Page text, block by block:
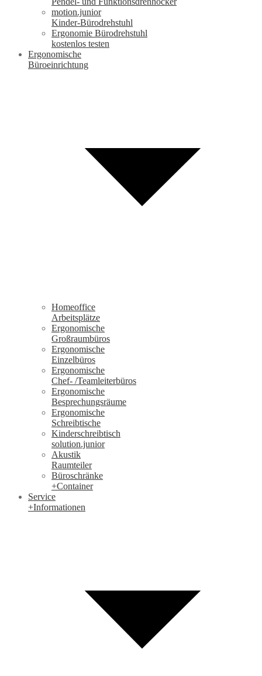
motion.junior
Kinder-Bürodrehstuhl
Ergonomie Bürodrehstuhl
kostenlos testen
Ergonomische
Büroeinrichtung
Homeoffice
Arbeitsplätze
Ergonomische
Großraumbüros
Ergonomische
Einzelbüros
Ergonomische
Chef- /Teamleiterbüros
Ergonomische
Besprechungsräume
Ergonomische
Schreibtische
Kinderschreibtisch
solution.junior
Akustik
Raumteiler
Büroschränke
+Container
Service
+Informationen